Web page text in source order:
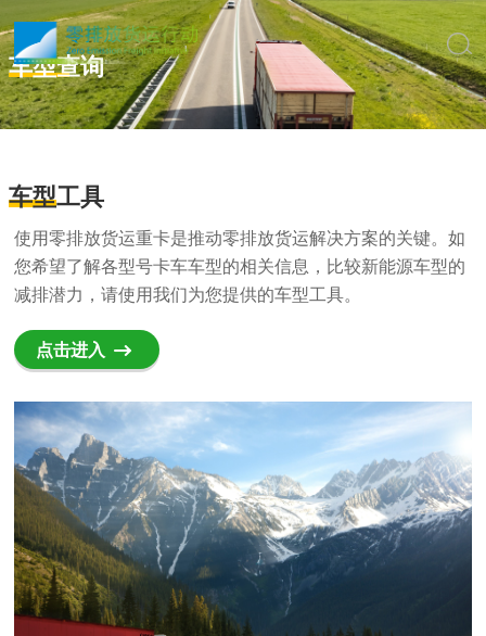
车型查询
车型工具
使用零排放货运重卡是推动零排放货运解决方案的关键。如
您希望了解各型号卡车车型的相关信息，比较新能源车型的
减排潜力，请使用我们为您提供的车型工具。
点击进入 